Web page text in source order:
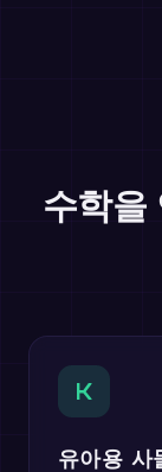
수학을
K
유아용 사